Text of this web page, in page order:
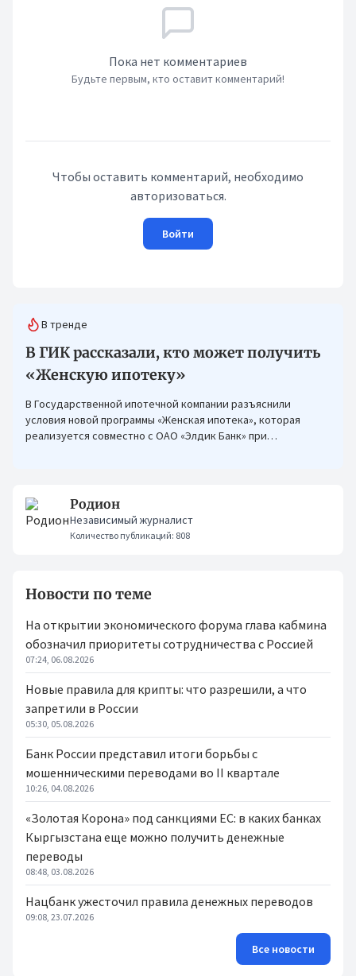
Пока нет комментариев
Будьте первым, кто оставит комментарий!
Чтобы оставить комментарий, необходимо
авторизоваться.
Войти
В тренде
В ГИК рассказали, кто может получить
«Женскую ипотеку»
В Государственной ипотечной компании разъяснили
условия новой программы «Женская ипотека», которая
реализуется совместно с ОАО «Элдик Банк» при
Родион
Независимый журналист
Количество публикаций: 808
Новости по теме
На открытии экономического форума глава кабмина
обозначил приоритеты сотрудничества с Россией
07:24, 06.08.2026
Новые правила для крипты: что разрешили, а что
запретили в России
05:30, 05.08.2026
Банк России представил итоги борьбы с
мошенническими переводами во II квартале
10:26, 04.08.2026
«Золотая Корона» под санкциями ЕС: в каких банках
Кыргызстана еще можно получить денежные
переводы
08:48, 03.08.2026
Нацбанк ужесточил правила денежных переводов
09:08, 23.07.2026
Все новости